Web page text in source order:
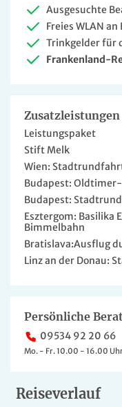
Reiseverlauf
Ausgesuchte
Freies WLAN
Trinkgelder für
Frankenland-
Zusatzleistungen
Leistungspaket
Stift Melk
Wien:
Budapest:
Budapest:
Esztergom: Basilika
Bimmelbahn
Bratislava:Ausflug
Linz an der Donau:
Persönliche
09534 92 20 66
Mo. - Fr. 10.00 - 16.00